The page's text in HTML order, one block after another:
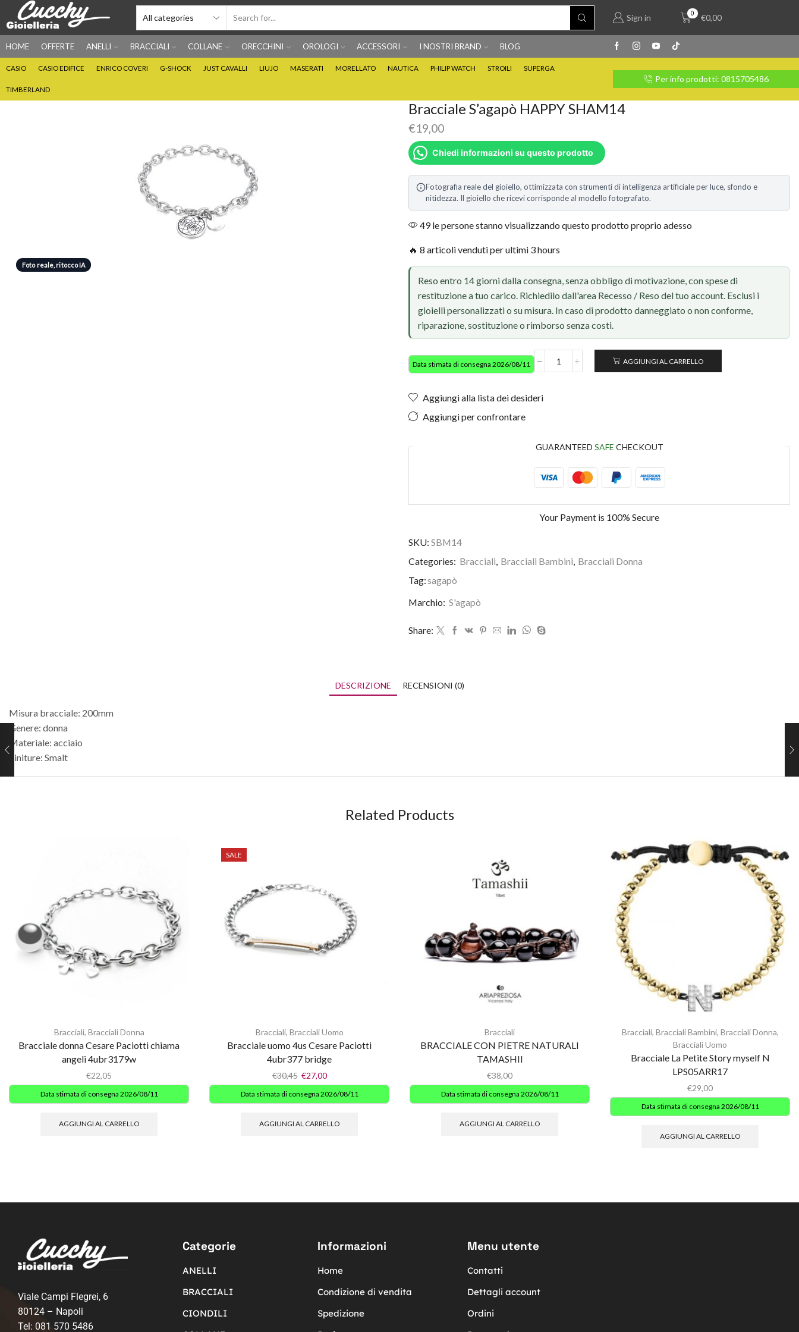
Sign in 0 €0,00
HOME OFFERTE ANELLI BRACCIALI COLLANE ORECCHINI OROLOGI ACCESSORI I NOSTRI BRAND BLOG
CASIO CASIO EDIFICE ENRICO COVERI G-SHOCK JUST CAVALLI LIUJO MASERATI MORELLATO NAUTICA PHILIP WATCH STROILI SUPERGA
TIMBERLAND
Per info prodotti: 0815705486
Foto reale, ritocco IA
Bracciale S’agapò HAPPY SHAM14
€19,00
Chiedi informazioni su questo prodotto
Fotografia reale del gioiello, ottimizzata con strumenti di intelligenza artificiale per luce, sfondo e
nitidezza. Il gioiello che ricevi corrisponde al modello fotografato.
49 le persone stanno visualizzando questo prodotto proprio adesso
🔥 8 articoli venduti per ultimi 3 hours
Reso entro 14 giorni dalla consegna, senza obbligo di motivazione, con spese di
restituzione a tuo carico. Richiedilo dall'area Recesso / Reso del tuo account. Esclusi i
gioielli personalizzati o su misura. In caso di prodotto danneggiato o non conforme,
riparazione, sostituzione o rimborso senza costi.
Data stimata di consegna 2026/08/11 AGGIUNGI AL CARRELLO
Aggiungi alla lista dei desideri
Aggiungi per confrontare
GUARANTEED SAFE CHECKOUT
Your Payment is 100% Secure
SKU: SBM14
Categories: Bracciali Bracciali Bambini Bracciali Donna
Tag:sagapò
Marchio: S'agapò
Share:
DESCRIZIONE RECENSIONI (0)
Misura bracciale: 200mm
Genere: donna
Materiale: acciaio
Finiture: Smalt
Related Products
Bracciali, Bracciali Donna
Bracciale donna Cesare Paciotti chiama
angeli 4ubr3179w
€22,05
Data stimata di consegna 2026/08/11
AGGIUNGI AL CARRELLO
SALE
Bracciali, Bracciali Uomo
Bracciale uomo 4us Cesare Paciotti
4ubr377 bridge
€30,45 €27,00
Data stimata di consegna 2026/08/11
AGGIUNGI AL CARRELLO
Bracciali
BRACCIALE CON PIETRE NATURALI
TAMASHII
€38,00
Data stimata di consegna 2026/08/11
AGGIUNGI AL CARRELLO
Bracciali, Bracciali Bambini, Bracciali Donna,
Bracciali Uomo
Bracciale La Petite Story myself N
LPS05ARR17
€29,00
Data stimata di consegna 2026/08/11
AGGIUNGI AL CARRELLO
Viale Campi Flegrei, 6
80124 – Napoli
Tel: 081 570 5486
Categorie
ANELLI
BRACCIALI
CIONDILI
Informazioni
Home
Condizione di vendita
Spedizione
Menu utente
Contatti
Dettagli account
Ordini